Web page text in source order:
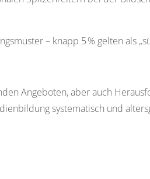
– knapp 5 % gelten als
Angeboten, aber auch
systematisch und